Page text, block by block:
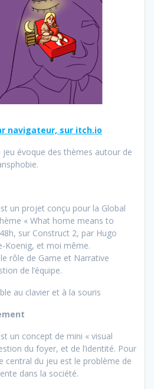
navigateur, sur itch.io
jeu évoque des thèmes autour de
un projet conçu pour la Global
« What home means to
sur Construct 2, par Hugo
Koenig, et moi même.
rôle de Game et Narrative
de l’équipe.
au clavier et à la souris
un concept de mini « visual
du foyer, et de l’identité. Pour
central du jeu est le problème de
dans la société.